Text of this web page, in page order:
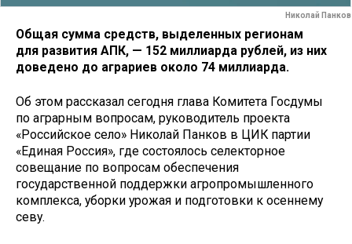
Николай Панков
Общая сумма средств, выделенных регионам
для развития АПК, — 152 миллиарда рублей, из них
доведено до аграриев около 74 миллиарда.
Об этом рассказал сегодня глава Комитета Госдумы
по аграрным вопросам, руководитель проекта
«Российское село» Николай Панков в ЦИК партии
«Единая Россия», где состоялось селекторное
совещание по вопросам обеспечения
государственной поддержки агропромышленного
комплекса, уборки урожая и подготовки к осеннему
севу.